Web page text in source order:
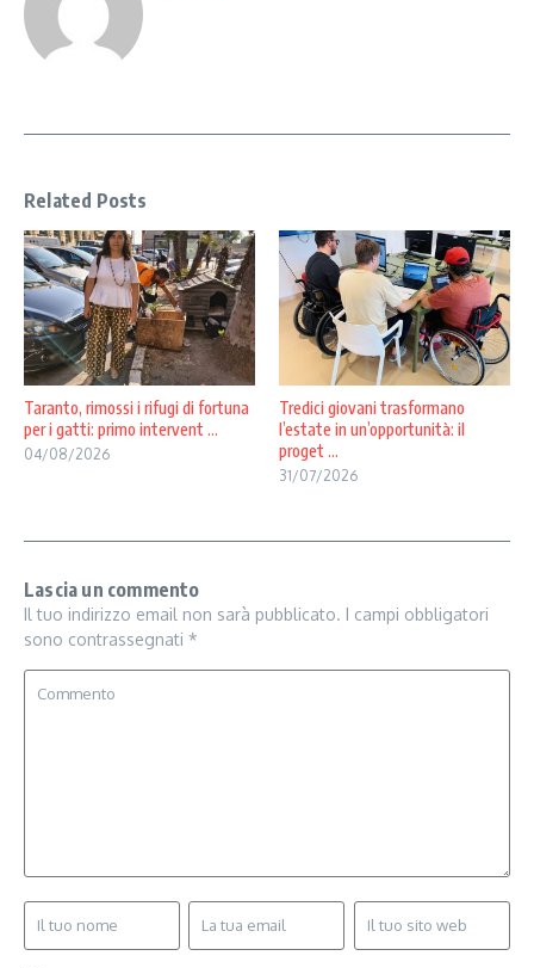
Related Posts
Taranto, rimossi i rifugi di fortuna
per i gatti: primo intervent ...
04/08/2026
Tredici giovani trasformano
l’estate in un’opportunità: il
proget ...
31/07/2026
Lascia un commento
Il tuo indirizzo email non sarà pubblicato. I campi obbligatori
sono contrassegnati *